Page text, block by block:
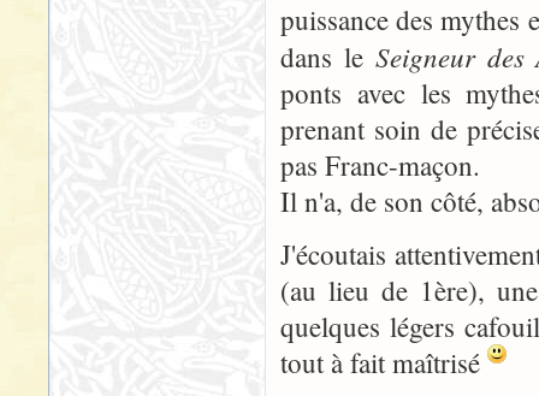
puissance des mythes
dans le Seigneur des
ponts avec les
prenant soin de
pas Franc-maçon.
Il n'a, de son côté,
J'écoutais
(au lieu de 1ère),
quelques légers
tout à fait maîtrisé